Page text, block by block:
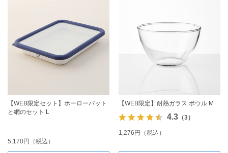
【WEB限定セット】ホーローバット
と網のセット L
5,170円（税込）
【WEB限定】耐熱ガラス ボウル M
4.3（3）
1,276円（税込）